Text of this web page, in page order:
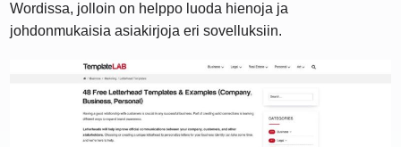
Wordissa, jolloin on helppo luoda hienoja ja
johdonmukaisia ​​asiakirjoja eri sovelluksiin.